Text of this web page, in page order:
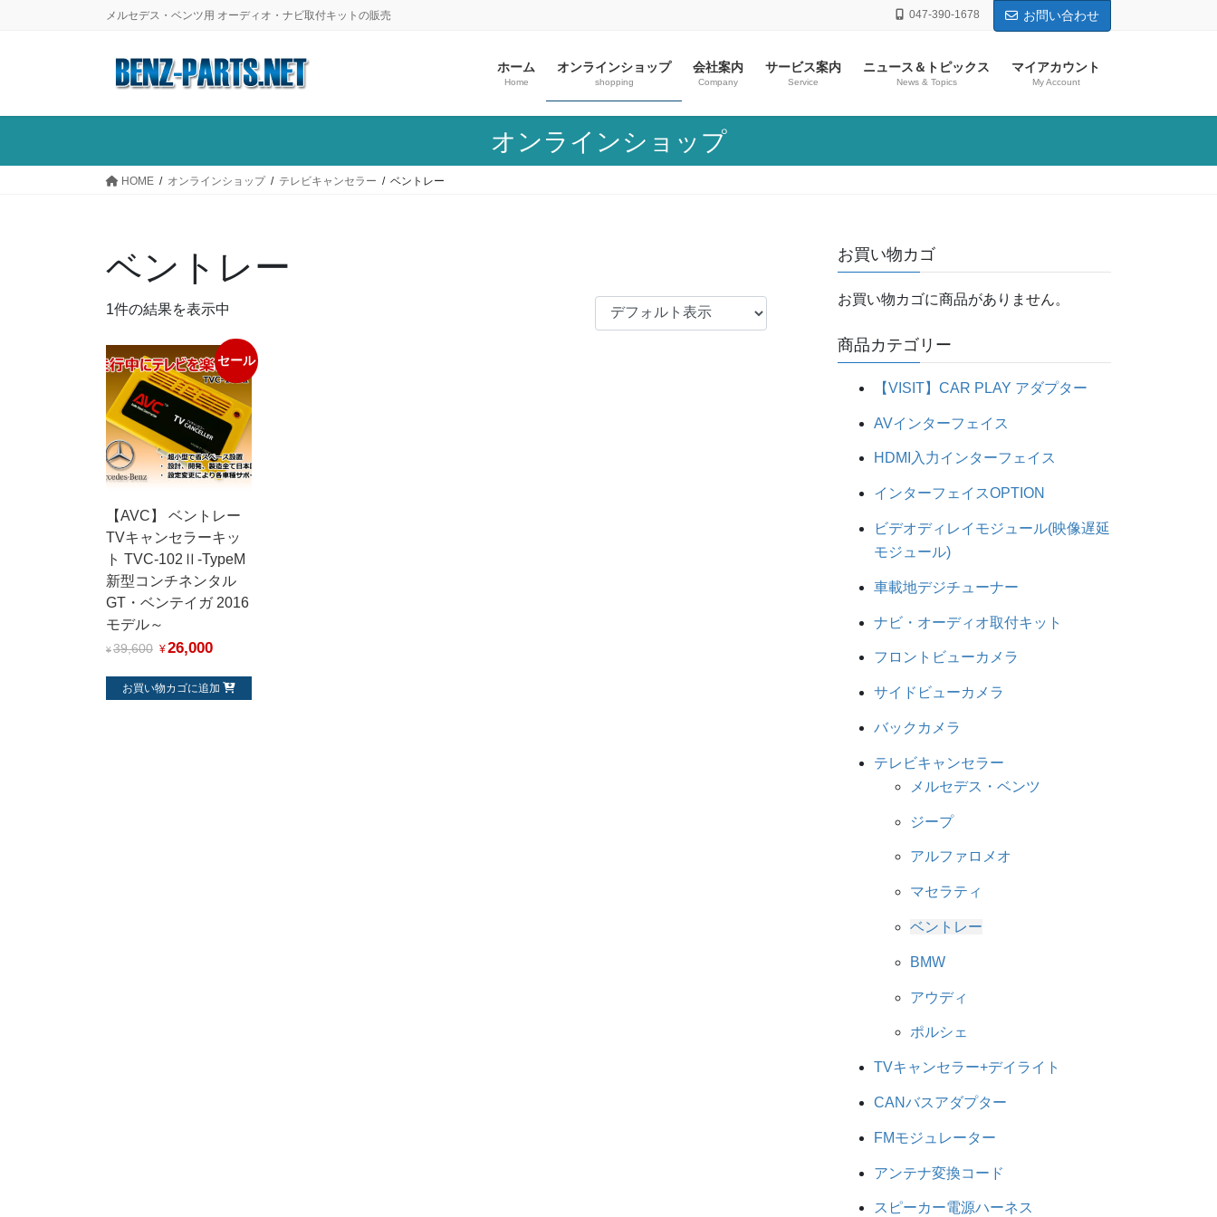
に
ョ
メルセデス・ベンツ用 オーディオ・ナビ取付キットの販売 047-390-1678 お問い合わせ
ホーム
Home
オンラインショップ
shopping
会社案内
Company
サービス案内
Service
ニュース＆トピックス
News & Topics
マイアカウント
My Account
オンラインショップ
HOME オンラインショップ テレビキャンセラー ベントレー
ベントレー
1件の結果を表示中
セール
【AVC】 ベントレー
TVキャンセラーキッ
ト TVC-102Ⅱ-TypeM
新型コンチネンタル
GT・ベンテイガ 2016
モデル～
¥39,600 ¥26,000
お買い物カゴに追加
お買い物カゴ
お買い物カゴに商品がありません。
商品カテゴリー
【VISIT】CAR PLAY アダプター
AVインターフェイス
HDMI入力インターフェイス
インターフェイスOPTION
ビデオディレイモジュール(映像遅延
モジュール)
車載地デジチューナー
ナビ・オーディオ取付キット
フロントビューカメラ
サイドビューカメラ
バックカメラ
テレビキャンセラー
メルセデス・ベンツ
ジープ
アルファロメオ
マセラティ
ベントレー
BMW
アウディ
ポルシェ
TVキャンセラー+デイライト
CANバスアダプター
FMモジュレーター
アンテナ変換コード
スピーカー電源ハーネス